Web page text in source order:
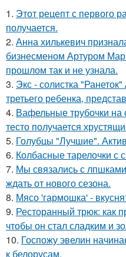
1. Этот рецепт с первого
получается.
2. Анна хилькевич
бизнесменом Артуром
прошлом так и не узнала.
3. Экс - солистка
третьего ребенка,
4. Вафельные трубочки на
тесто получается
5. Голубцы "Лучшие".
6. Колбасные тарелочки с
7. Мы связались с
ждать от нового сезона.
8. Мясо 'гармошка' -
9. Ресторанный трюк: как
чтобы он стал сладким и
10. Госпожу эвелин
к белорусам.